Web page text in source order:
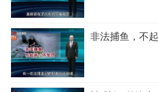
非法捕鱼，不